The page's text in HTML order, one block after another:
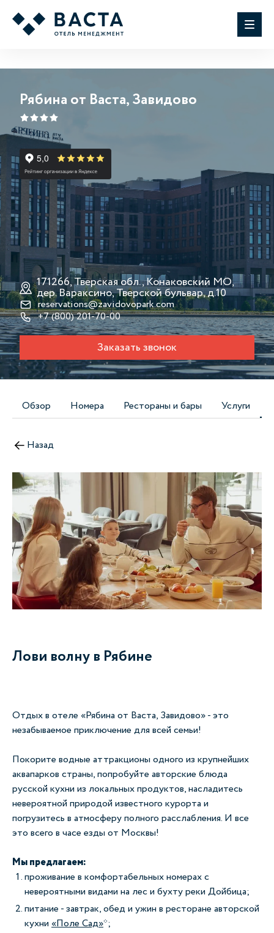
Рябина от Васта, Завидово
171266, Тверская обл., Конаковский МО,
дер. Вараксино, Тверской бульвар, д.10
reservations@zavidovopark.com
+7 (800) 201-70-00
Заказать звонок
Обзор Номера Рестораны и бары Услуги
Назад
Лови волну в Рябине
Отдых в отеле «Рябина от Васта, Завидово» - это
незабываемое приключение для всей семьи!
Покорите водные аттракционы одного из крупнейших
аквапарков страны, попробуйте авторские блюда
русской кухни из локальных продуктов, насладитесь
невероятной природой известного курорта и
погрузитесь в атмосферу полного расслабления. И все
это всего в часе езды от Москвы!
Мы предлагаем:
проживание в комфортабельных номерах с
невероятными видами на лес и бухту реки Дойбица;
питание - завтрак, обед и ужин в ресторане авторской
кухни «Поле Сад»*;